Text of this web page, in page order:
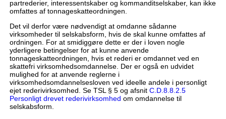
partrederier, interessentskaber og kommanditselskaber, kan ikke
omfattes af tonnageskatteordningen.
Det vil derfor være nødvendigt at omdanne sådanne
virksomheder til selskabsform, hvis de skal kunne omfattes af
ordningen. For at smidiggøre dette er der i loven nogle
yderligere betingelser for at kunne anvende
tonnageskatteordningen, hvis et rederi er omdannet ved en
skattefri virksomhedsomdannelse. Der er også en udvidet
mulighed for at anvende reglerne i
virksomhedsomdannelsesloven ved ideelle andele i personligt
ejet rederivirksomhed. Se TSL § 5 og afsnit C.D.8.8.2.5
Personligt drevet rederivirksomhed om omdannelse til
selskabsform.